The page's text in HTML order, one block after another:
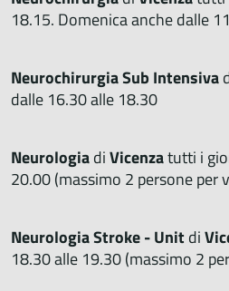
18.15. Domenica anche dalle
Neurochirurgia Sub Intensiva
dalle 16.30 alle 18.30
NeurologiadiVicenzatutti i
20.00 (massimo 2 persone per
Neurologia Stroke - Unit di
18.30 alle 19.30 (massimo 2